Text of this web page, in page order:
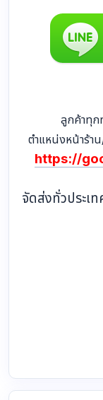
ลูกค้าทุก
ตำแหน่งหน้าร้า
https://
จัดส่งทั่วประเ